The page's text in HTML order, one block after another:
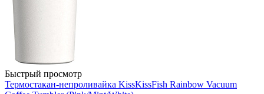
Быстрый просмотр
Термостакан-непроливайка KissKissFish Rainbow Vacuum